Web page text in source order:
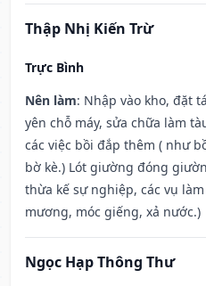
Thập Nhị Kiến Trừ
Trực Bình
Nên làm: Nhập vào kho, đặt
yên chỗ máy, sửa chữa làm
các việc bồi đắp thêm ( như
bờ kè.) Lót giường đóng
thừa kế sự nghiệp, các vụ
mương, móc giếng, xả nước.)
Ngọc Hạp Thông Thư